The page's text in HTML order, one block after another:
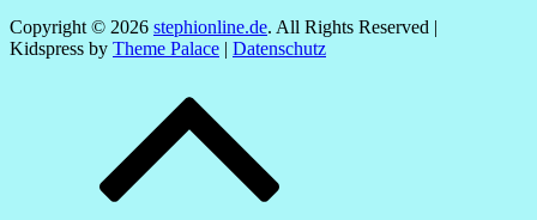
Copyright © 2026 stephionline.de. All Rights Reserved |
Kidspress by Theme Palace | Datenschutz